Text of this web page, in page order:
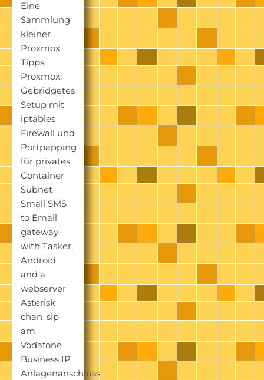
Eine
Sammlung
kleiner
Proxmox
Tipps
Proxmox:
Gebridgetes
Setup mit
iptables
Firewall und
Portpapping
für privates
Container
Subnet
Small SMS
to Email
gateway
with Tasker,
Android
and a
webserver
Asterisk
chan_sip
am
Vodafone
Business IP
Anlagenanschluss